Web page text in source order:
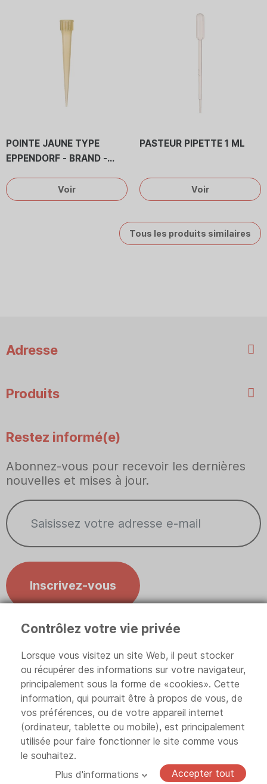
POINTE JAUNE TYPE
EPPENDORF - BRAND -
Voir
PASTEUR PIPETTE 1 ML
Voir
Tous les produits similaires
Adresse
Produits
Restez informé(e)
Abonnez-vous pour recevoir les dernières
nouvelles et mises à jour.
Inscrivez-vous
Politique de confidentialité
Conditions générales de ventes
© 2024-2026 Cibesmed. Tous droits réservés. E-
Contrôlez votre vie privée
Lorsque vous visitez un site Web, il peut stocker
ou récupérer des informations sur votre navigateur,
principalement sous la forme de «cookies». Cette
information, qui pourrait être à propos de vous, de
vos préférences, ou de votre appareil internet
(ordinateur, tablette ou mobile), est principalement
utilisée pour faire fonctionner le site comme vous
le souhaitez.
Plus d'informations
Accepter tout